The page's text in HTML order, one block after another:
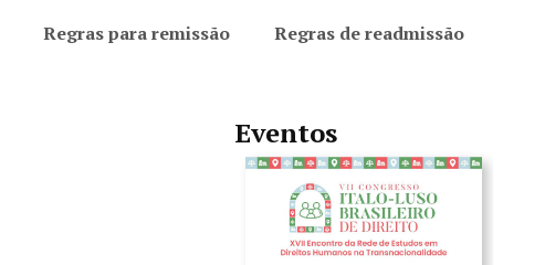
Regras para remissão Regras de readmissão
Eventos